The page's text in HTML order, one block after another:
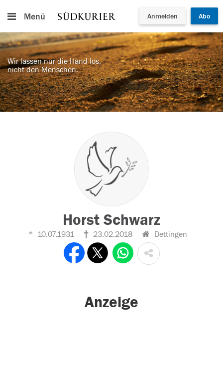
Menü Anmelden Abo
Wir lassen nur die Hand los,
nicht den Menschen.
Horst Schwarz
10.07.1931 23.02.2018 Dettingen
Anzeige